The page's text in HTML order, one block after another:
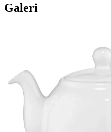
Galeri